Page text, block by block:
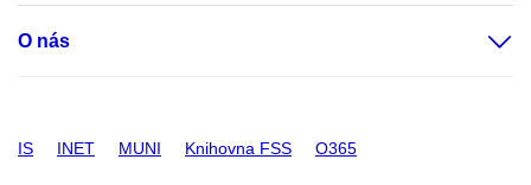
O nás
IS INET MUNI Knihovna FSS O365